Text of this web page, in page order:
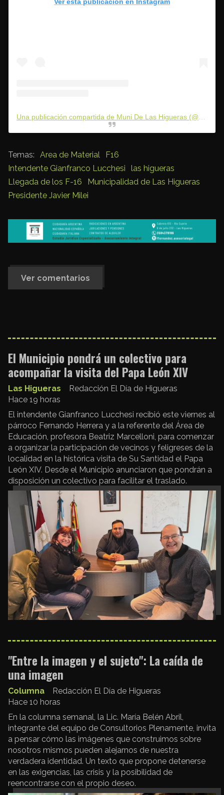
Area de Material
F16
Intendente Gianfranco Lucchesi
las higueras
Llegada de los F-16
Municipalidad de Las Higueras
Presidente Javier Milei
Ver comentarios
El Municipio pondrá un colectivo para
acompañar la visita del Papa León XIV
Redacción El Día de Higueras
Las Higueras
Hace 19 horas
El intendente Gianfranco Lucchesi recibió este viernes al
párroco Fernando Herrera y a la referente del Área de
Educación, profesora Beatriz Marcelloni, para comenzar
a organizar la participación de vecinos y feligreses de la
localidad en la histórica visita de Su Santidad el Papa
León XIV. Desde el Municipio anunciaron que pondrán a
disposición un colectivo para facilitar el traslado.
"Entre la imagen y el sujeto": La caída de
una imagen
Redacción El Día de Higueras
Columna
Hace 10 horas
En la columna semanal, la Lic. María Belén Abril,
integrante del equipo de Consultorios Plenamente, invita
a pensar cómo las imágenes que construimos sobre
nosotros mismos pueden alejarnos de nuestra
verdadera identidad. Un texto que propone detenerse
en las exigencias, las crisis y la posibilidad de
reencontrarse con el propio deseo.